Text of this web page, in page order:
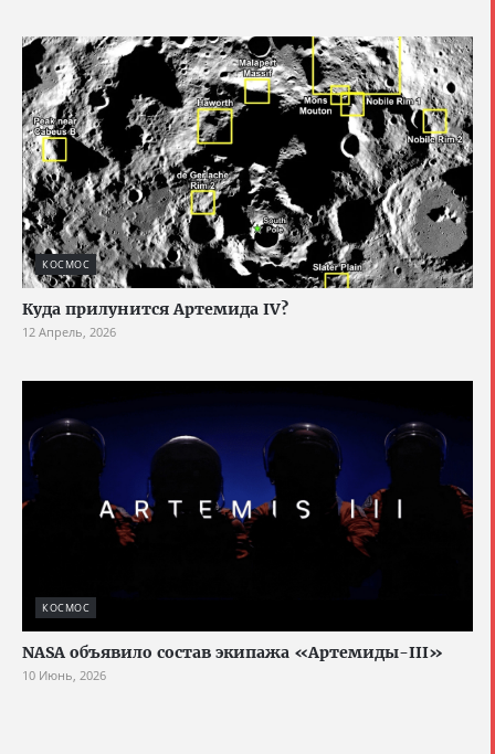
КОСМОС
Куда прилунится Артемида IV?
12 Апрель, 2026
КОСМОС
NASA объявило состав экипажа «Артемиды-III»
10 Июнь, 2026